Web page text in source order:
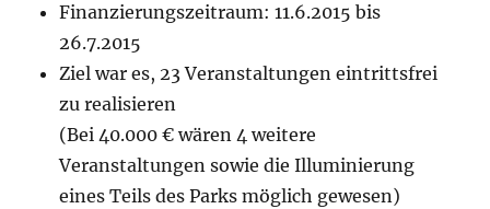
Finanzierungszeitraum: 11.6.2015 bis
26.7.2015
Ziel war es, 23 Veranstaltungen eintrittsfrei
zu realisieren
(Bei 40.000 € wären 4 weitere
Veranstaltungen sowie die Illuminierung
eines Teils des Parks möglich gewesen)